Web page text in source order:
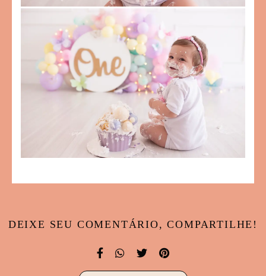
DEIXE SEU COMENTÁRIO, COMPARTILHE!